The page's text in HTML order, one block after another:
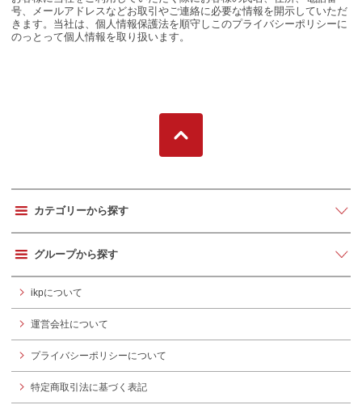
号、メールアドレスなどお取引やご連絡に必要な情報を開示していただ
きます。当社は、個人情報保護法を順守しこのプライバシーポリシーに
のっとって個人情報を取り扱います。
カテゴリーから探す
グループから探す
ikpについて
運営会社について
プライバシーポリシーについて
特定商取引法に基づく表記